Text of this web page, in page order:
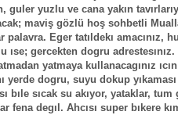
guler yuzlu ve cana yakın
maviş gözlü hoş sohbetli
palavra. Eger tatıldekı amacınız,
ıse; gercekten dogru adrestesınız.
yatmaya kullanacagınız ıcın
yerde dogru, suyu dokup
bıle sıcak su akıyor, yataklar,
fena degıl. Ahcısı super bıkere